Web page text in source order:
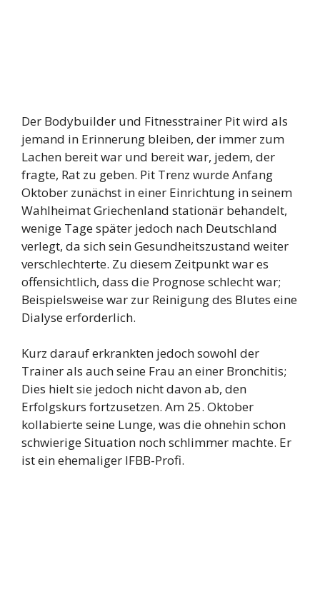
Der Bodybuilder und Fitnesstrainer Pit wird als
jemand in Erinnerung bleiben, der immer zum
Lachen bereit war und bereit war, jedem, der
fragte, Rat zu geben. Pit Trenz wurde Anfang
Oktober zunächst in einer Einrichtung in seinem
Wahlheimat Griechenland stationär behandelt,
wenige Tage später jedoch nach Deutschland
verlegt, da sich sein Gesundheitszustand weiter
verschlechterte. Zu diesem Zeitpunkt war es
offensichtlich, dass die Prognose schlecht war;
Beispielsweise war zur Reinigung des Blutes eine
Dialyse erforderlich.
Kurz darauf erkrankten jedoch sowohl der
Trainer als auch seine Frau an einer Bronchitis;
Dies hielt sie jedoch nicht davon ab, den
Erfolgskurs fortzusetzen. Am 25. Oktober
kollabierte seine Lunge, was die ohnehin schon
schwierige Situation noch schlimmer machte. Er
ist ein ehemaliger IFBB-Profi.